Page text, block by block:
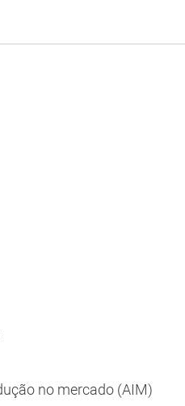
no mercado (AIM)